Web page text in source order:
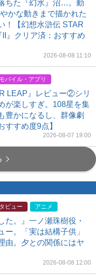
ちた『幻水』沼…。動
かな動きまで描かれた
！【幻想水滸伝 STAR
』クリア済：おすすめ
2026-08-08 11:10
モバイル・アプリ
LEAP』レビュー②シリ
が楽しすぎ。108星を集
豊かになるし、群像劇
すすめ度9点】
2026-08-07 19:00
ビュー アニメ
た。』一ノ瀬珠樹役・
ー。「実は結構子供」
由。夕との関係にはヤ
2026-08-08 12:00